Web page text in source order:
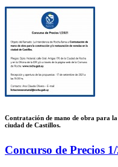
Contratación de mano de obra para
ciudad de Castillos.
Concurso de Precios